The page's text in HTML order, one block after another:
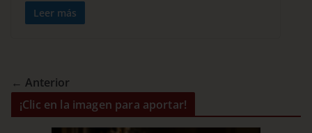
Leer más
← Anterior
¡Clic en la imagen para aportar!